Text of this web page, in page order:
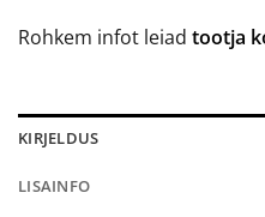
Rohkem infot leiad tootja
KIRJELDUS
LISAINFO